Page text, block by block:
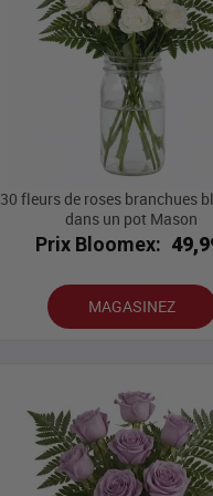
30 fleurs de roses branchues
dans un pot Mason
Prix Bloomex:
MAGASINEZ